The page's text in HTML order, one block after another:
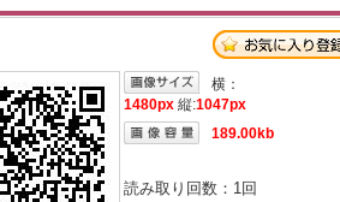
横：
1480px 縦:1047px
189.00kb
読み取り回数： 1回